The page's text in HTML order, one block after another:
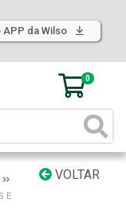
APP da Wilso
0
VOLTAR
E